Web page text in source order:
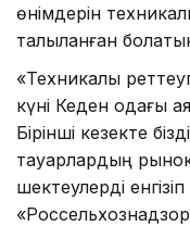
өнімдерін
талқыланған
«Техникалық
күні Кеден одағы
Бірінші кезекте
тауарлардың
шектеулерді